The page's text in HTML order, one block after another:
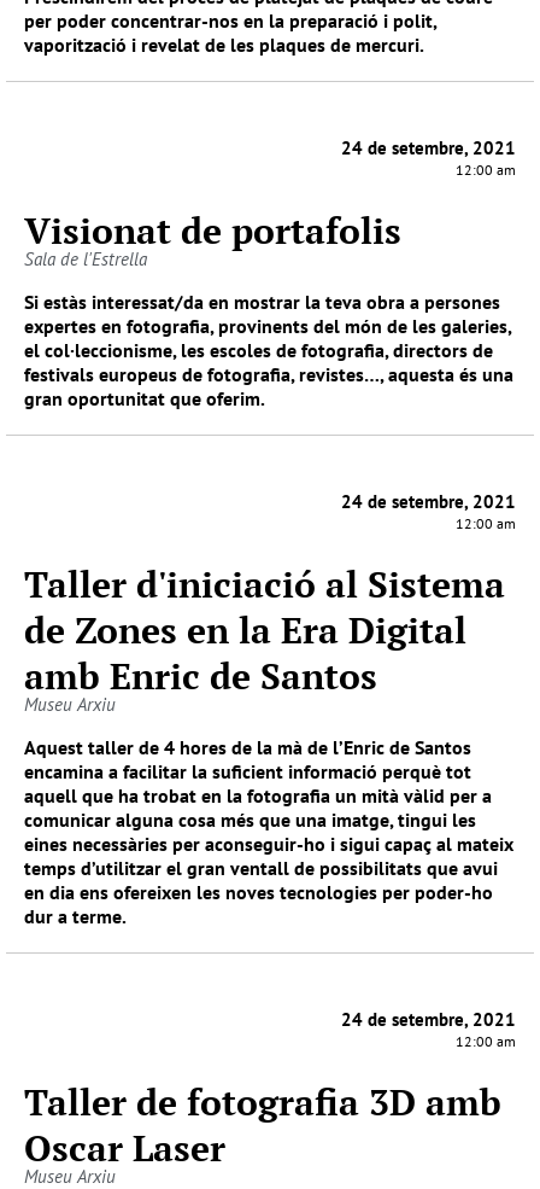
per poder concentrar-nos en la preparació i polit,
vaporització i revelat de les plaques de mercuri.
24 de setembre, 2021
12:00 am
Visionat de portafolis
Sala de l'Estrella
Si estàs interessat/da en mostrar la teva obra a persones
expertes en fotografia, provinents del món de les galeries,
el col·leccionisme, les escoles de fotografia, directors de
festivals europeus de fotografia, revistes…, aquesta és una
gran oportunitat que oferim.
24 de setembre, 2021
12:00 am
Taller d'iniciació al Sistema
de Zones en la Era Digital
amb Enric de Santos
Museu Arxiu
Aquest taller de 4 hores de la mà de l’Enric de Santos
encamina a facilitar la suficient informació perquè tot
aquell que ha trobat en la fotografia un mità vàlid per a
comunicar alguna cosa més que una imatge, tingui les
eines necessàries per aconseguir-ho i sigui capaç al mateix
temps d’utilitzar el gran ventall de possibilitats que avui
en dia ens ofereixen les noves tecnologies per poder-ho
dur a terme.
24 de setembre, 2021
12:00 am
Taller de fotografia 3D amb
Oscar Laser
Museu Arxiu